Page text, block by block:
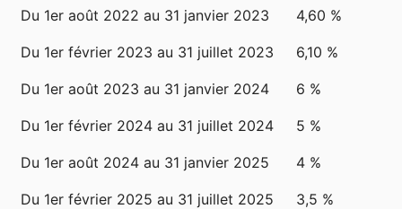
Du 1er août 2022 au 31 janvier 2023 4,60 %
Du 1er février 2023 au 31 juillet 2023 6,10 %
Du 1er août 2023 au 31 janvier 2024 6 %
Du 1er février 2024 au 31 juillet 2024 5 %
Du 1er août 2024 au 31 janvier 2025 4 %
Du 1er février 2025 au 31 juillet 2025 3,5 %